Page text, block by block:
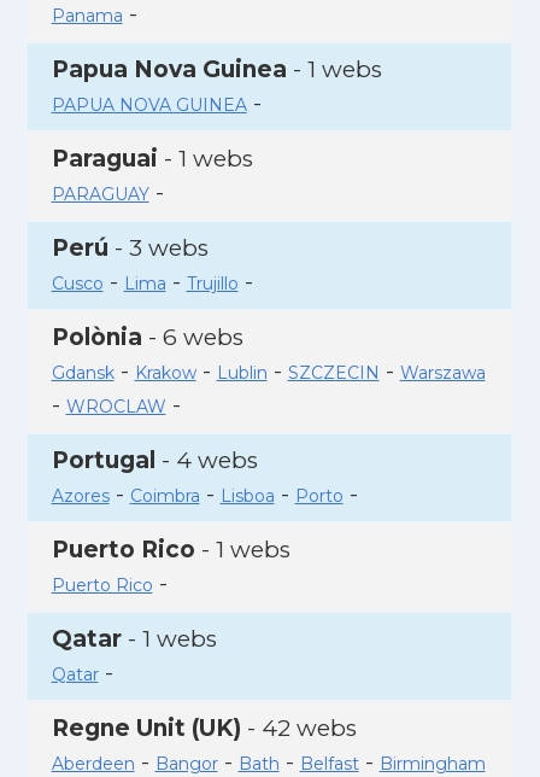
Panama -
Papua Nova Guinea - 1 webs
PAPUA NOVA GUINEA-
Paraguai - 1 webs
PARAGUAY-
Perú - 3 webs
Cusco - Lima - Trujillo -
Polònia - 6 webs
Gdansk- Krakow- Lublin - SZCZECIN - Warszawa
- WROCLAW -
Portugal - 4 webs
Azores- Coimbra - Lisboa - Porto -
Puerto Rico - 1 webs
Puerto Rico -
Qatar- 1 webs
Qatar-
Regne Unit (UK) - 42 webs
Aberdeen - Bangor- Bath - Belfast- Birmingham